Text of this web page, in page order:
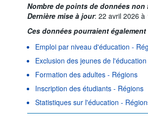
Nombre de points de données non
Dernière mise à jour: 22 avril 2026 à
Ces données pourraient
Emploi par niveau d'éducation -
Exclusion des jeunes de
Formation des adultes - Régions
Inscription des étudiants - Régions
Statistiques sur l'éducation -